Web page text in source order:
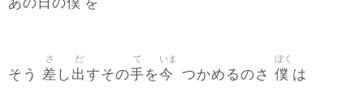
あの の を
そう 差
さ
し 出
だ
すその手
て
を今
いま
つかめるのさ 僕
ぼく
は